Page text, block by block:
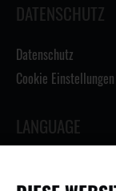
DATENSCHUTZ
Datenschutz
Cookie Einstellungen
LANGUAGE